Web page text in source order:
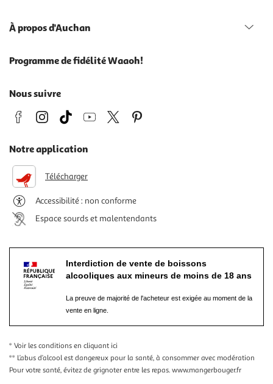
À propos d'Auchan
Programme de fidélité Waaoh!
Nous suivre
Notre application
Télécharger
Accessibilité : non conforme
Espace sourds et malentendants
Interdiction de vente de boissons
alcooliques aux mineurs de moins de 18 ans
La preuve de majorité de l'acheteur est exigée au moment de la
vente en ligne.
* Voir les conditions en cliquant ici
** L’abus d’alcool est dangereux pour la santé, à consommer avec modération
Pour votre santé, évitez de grignoter entre les repas. www.mangerbouger.fr